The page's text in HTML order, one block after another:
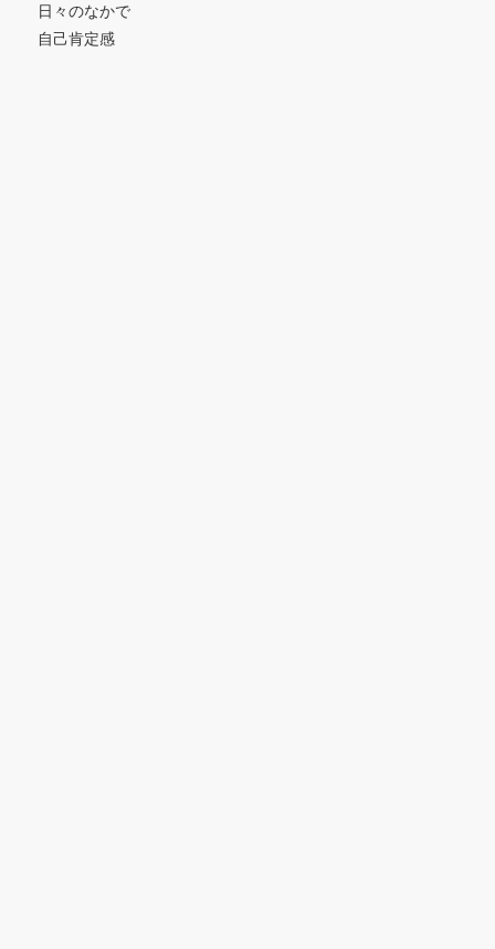
日々のなかで
自己肯定感